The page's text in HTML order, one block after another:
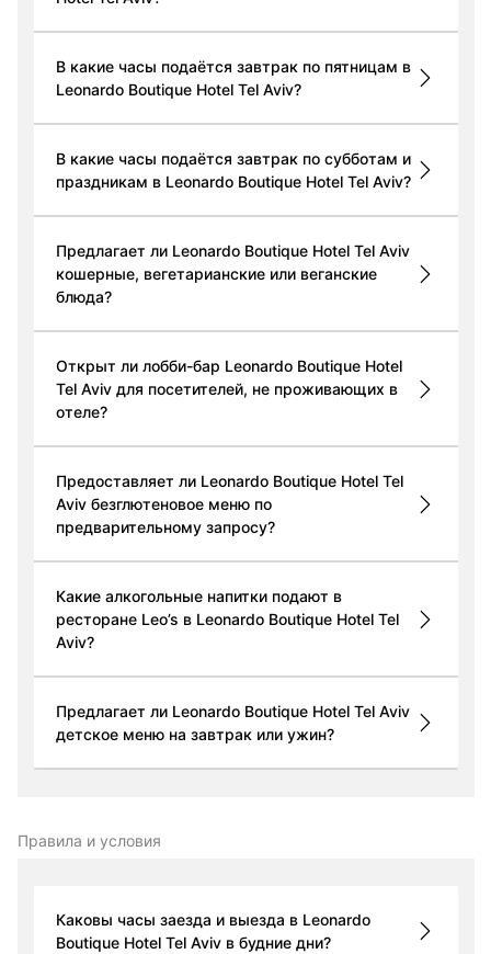
В какие часы подаётся завтрак по пятницам в
Leonardo Boutique Hotel Tel Aviv?
В какие часы подаётся завтрак по субботам и
праздникам в Leonardo Boutique Hotel Tel Aviv?
Предлагает ли Leonardo Boutique Hotel Tel Aviv
кошерные, вегетарианские или веганские
блюда?
Открыт ли лобби-бар Leonardo Boutique Hotel
Tel Aviv для посетителей, не проживающих в
отеле?
Предоставляет ли Leonardo Boutique Hotel Tel
Aviv безглютеновое меню по
предварительному запросу?
Какие алкогольные напитки подают в
ресторане Leo’s в Leonardo Boutique Hotel Tel
Aviv?
Предлагает ли Leonardo Boutique Hotel Tel Aviv
детское меню на завтрак или ужин?
Правила и условия
Каковы часы заезда и выезда в Leonardo
Boutique Hotel Tel Aviv в будние дни?